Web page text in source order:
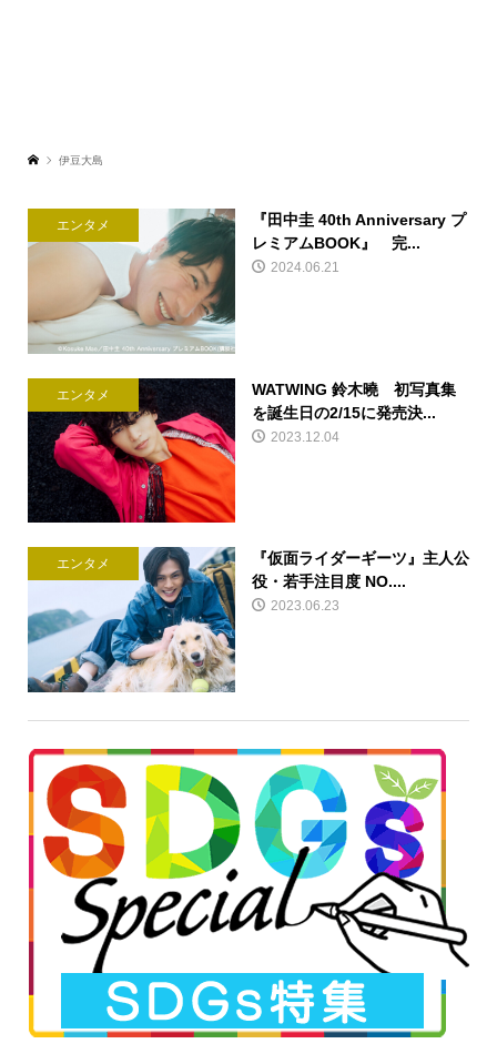
伊豆大島
エンタメ
『田中圭 40th Anniversary プ
レミアムBOOK』 完...
2024.06.21
エンタメ
WATWING 鈴木曉 初写真集
を誕生日の2/15に発売決...
2023.12.04
エンタメ
『仮面ライダーギーツ』主人公
役・若手注目度 NO....
2023.06.23